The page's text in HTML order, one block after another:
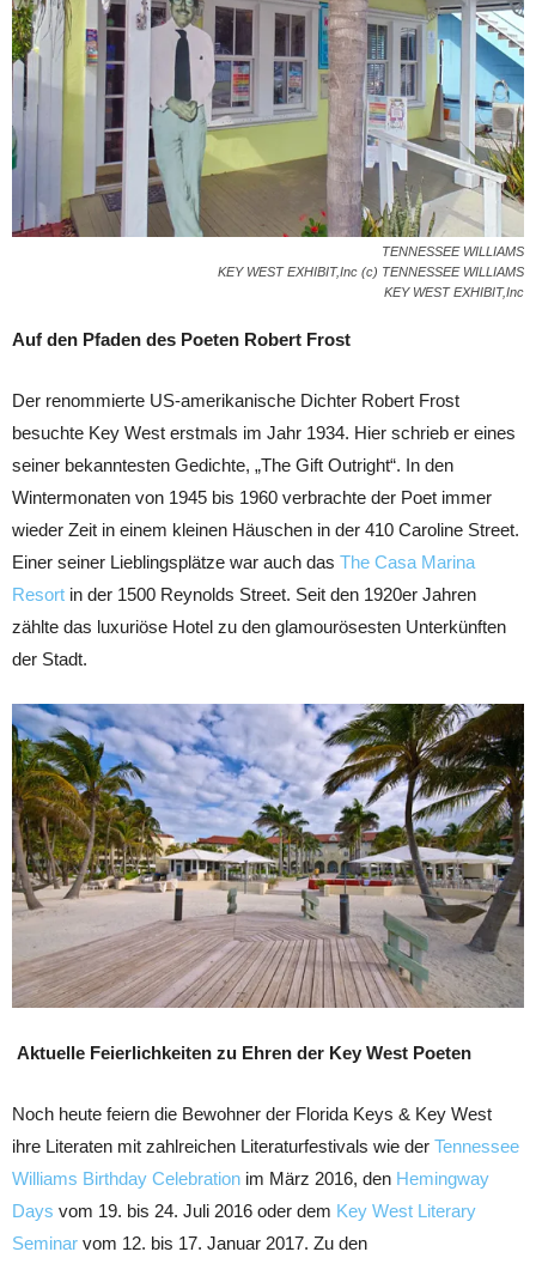
TENNESSEE WILLIAMS
KEY WEST EXHIBIT,Inc (c) TENNESSEE WILLIAMS
KEY WEST EXHIBIT,Inc
Auf den Pfaden des Poeten Robert Frost
Der renommierte US-amerikanische Dichter Robert Frost
besuchte Key West erstmals im Jahr 1934. Hier schrieb er eines
seiner bekanntesten Gedichte, „The Gift Outright“. In den
Wintermonaten von 1945 bis 1960 verbrachte der Poet immer
wieder Zeit in einem kleinen Häuschen in der 410 Caroline Street.
Einer seiner Lieblingsplätze war auch das The Casa Marina
Resort in der 1500 Reynolds Street. Seit den 1920er Jahren
zählte das luxuriöse Hotel zu den glamourösesten Unterkünften
der Stadt.
Aktuelle Feierlichkeiten zu Ehren der Key West Poeten
Noch heute feiern die Bewohner der Florida Keys & Key West
ihre Literaten mit zahlreichen Literaturfestivals wie der Tennessee
Williams Birthday Celebration im März 2016, den Hemingway
Days vom 19. bis 24. Juli 2016 oder dem Key West Literary
Seminar vom 12. bis 17. Januar 2017. Zu den